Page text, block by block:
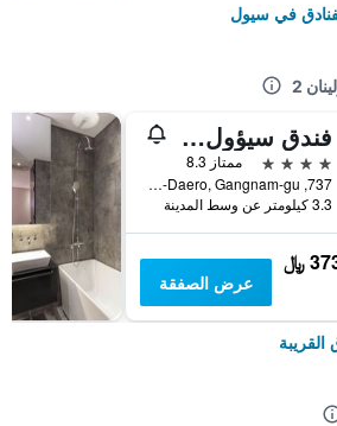
في سيول
2
فندق سيؤول ريفيرا
4 نجوم
ممتاز 8.3
737, Yeongdong-Daero, Gangnam-gu, سيول, كوريا الجنوبية
3.3 كيلومتر عن وسط المدينة
﷼
عرض الصفقة